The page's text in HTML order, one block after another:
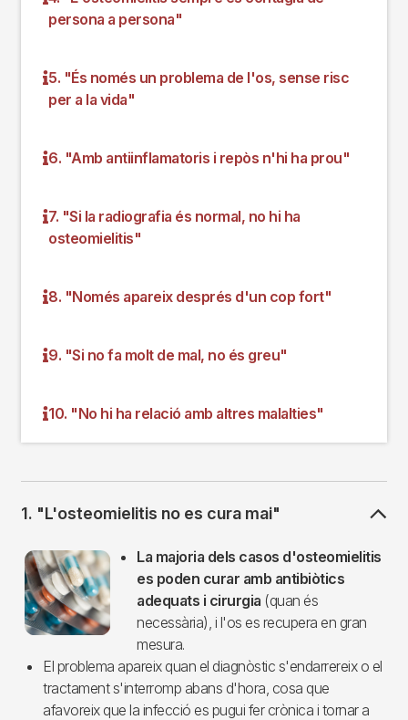
persona a persona"
5. "És només un problema de l'os, sense risc
per a la vida"
6. "Amb antiinflamatoris i repòs n'hi ha prou"
7. "Si la radiografia és normal, no hi ha
osteomielitis"
8. "Només apareix després d'un cop fort"
9. "Si no fa molt de mal, no és greu"
10. "No hi ha relació amb altres malalties"
1. "L'osteomielitis no es cura mai"
Imagen
La majoria dels casos d'osteomielitis
es poden curar amb antibiòtics
adequats i cirurgia (quan és
necessària), i l'os es recupera en gran
mesura.
El problema apareix quan el diagnòstic s'endarrereix o el
tractament s'interromp abans d'hora, cosa que
afavoreix que la infecció es pugui fer crònica i tornar a